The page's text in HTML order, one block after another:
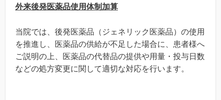
外来後発医薬品使用体制加算
当院では、後発医薬品（ジェネリック医薬品）の使用
を推進し、医薬品の供給が不足した場合に、患者様へ
ご説明の上、医薬品の代替品の提供や用量・投与日数
などの処方変更に関して適切な対応を行います。